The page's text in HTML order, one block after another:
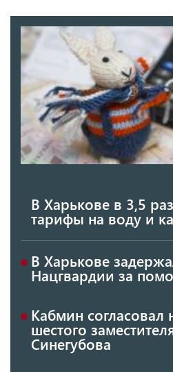
В Харькове в 3,5
тарифы на воду и
В Харькове
Нацгвардии за
Кабмин согласовал
шестого
Синегубова